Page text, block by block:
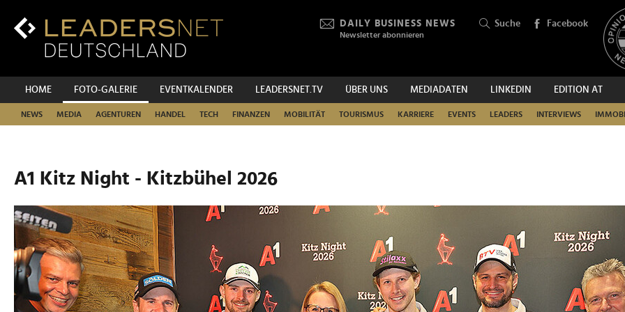
Inhalt
Hauptnavigation
DAILY BUSINESS NEWS
Newsletter abonnieren
Suche Facebook
HOME FOTO-GALERIE EVENTKALENDER LEADERSNET.TV ÜBER UNS MEDIADATEN LINKEDIN EDITION AT
NEWS MEDIA AGENTUREN HANDEL TECH FINANZEN MOBILITÄT TOURISMUS KARRIERE EVENTS LEADERS INTERVIEWS
SUCHEN
A1 Kitz Night - Kitzbühel 2026